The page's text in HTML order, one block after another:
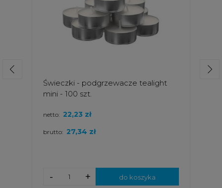
Świeczki - podgrzewacze tealight
mini - 100 szt.
brutto: 27,34 zł
netto: 22,23 zł
+
- do koszyka